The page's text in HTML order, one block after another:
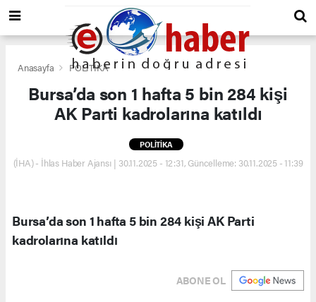
Anasayfa POLİTİKA
Bursa’da son 1 hafta 5 bin 284 kişi
AK Parti kadrolarına katıldı
POLİTİKA
(İHA) - İhlas Haber Ajansı | 30.11.2025 - 12:31, Güncelleme: 30.11.2025 - 11:39
Bursa’da son 1 hafta 5 bin 284 kişi AK Parti
kadrolarına katıldı
ABONE OL